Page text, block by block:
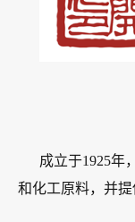
成立于1925年
和化工原料，并提